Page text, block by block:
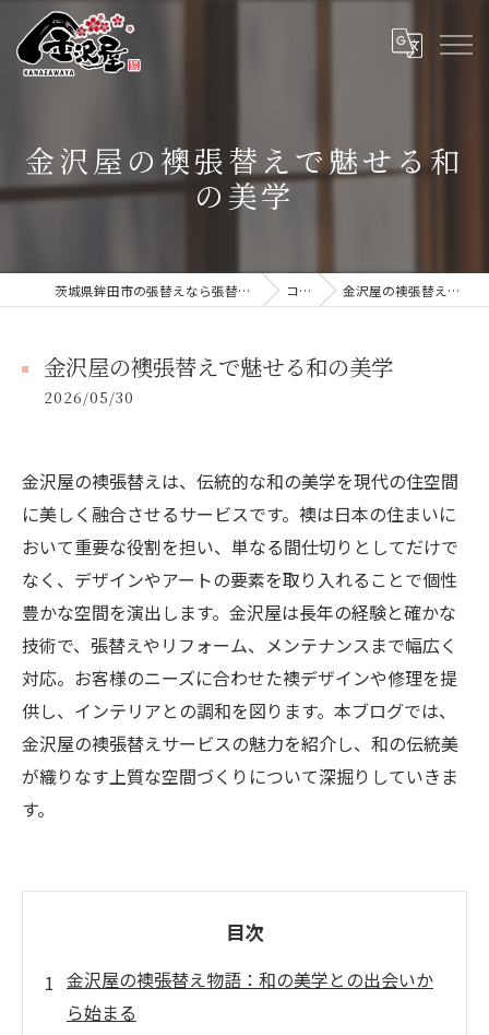
金沢屋の襖張替えで魅せる和
の美学
茨城県鉾田市の張替えなら張替本舗 金沢屋 大洗・鹿嶋店 コラム 金沢屋の襖張替えで魅せる和の美学
金沢屋の襖張替えで魅せる和の美学
2026/05/30
金沢屋の襖張替えは、伝統的な和の美学を現代の住空間
に美しく融合させるサービスです。襖は日本の住まいに
おいて重要な役割を担い、単なる間仕切りとしてだけで
なく、デザインやアートの要素を取り入れることで個性
豊かな空間を演出します。金沢屋は長年の経験と確かな
技術で、張替えやリフォーム、メンテナンスまで幅広く
対応。お客様のニーズに合わせた襖デザインや修理を提
供し、インテリアとの調和を図ります。本ブログでは、
金沢屋の襖張替えサービスの魅力を紹介し、和の伝統美
が織りなす上質な空間づくりについて深掘りしていきま
す。
目次
金沢屋の襖張替え物語：和の美学との出会いか
ら始まる